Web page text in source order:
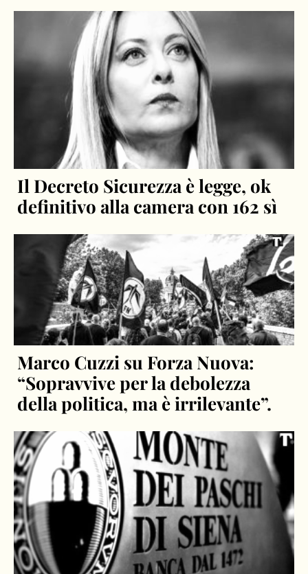
Il Decreto Sicurezza è legge, ok
definitivo alla camera con 162 sì
Marco Cuzzi su Forza Nuova:
“Sopravvive per la debolezza
della politica, ma è irrilevante”.